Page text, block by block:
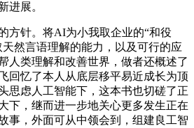
进展。
针。将AI为小我取企业的“和役
然言语理解的能力，以及可行的应
人类理解和改善世界，做者还概述了
回忆了本人从底层移平易近成长为顶
思虑人工智能下，这本书也切磋了正
下，继而进一步地关心更多发生正在
事，外面可从中领会到，组建良工智